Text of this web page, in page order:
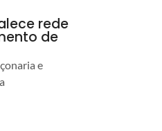
rede
de
e